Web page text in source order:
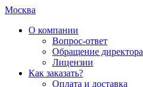
Москва
О компании
Вопрос-ответ
Обращение директора
Лицензии
Как заказать?
Оплата и доставка